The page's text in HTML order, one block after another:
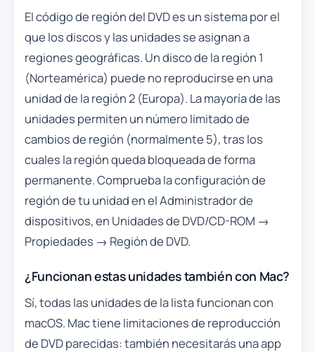
El código de región del DVD es un sistema por el
que los discos y las unidades se asignan a
regiones geográficas. Un disco de la región 1
(Norteamérica) puede no reproducirse en una
unidad de la región 2 (Europa). La mayoría de las
unidades permiten un número limitado de
cambios de región (normalmente 5), tras los
cuales la región queda bloqueada de forma
permanente. Comprueba la configuración de
región de tu unidad en el Administrador de
dispositivos, en Unidades de DVD/CD-ROM →
Propiedades → Región de DVD.
¿Funcionan estas unidades también con Mac?
Sí, todas las unidades de la lista funcionan con
macOS. Mac tiene limitaciones de reproducción
de DVD parecidas: también necesitarás una app